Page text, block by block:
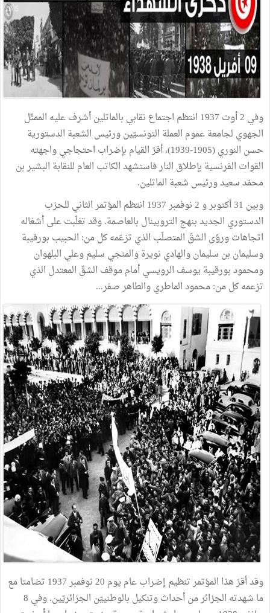
وفي 2 أوت 1937 انتظم اجتماع نقابي بالماتلين أشرف عليه الممثّل
الجهوي لجامعة عموم العملة التونسيّين ورئيس الشعبة الدستورية
حسن النوري (1905-1939)، أقرّ القيام بإضراب احتجاجي واجهته
القوات الفرنسية بإطلاق النار فاستشهد الكاتب العام للنقابة البشير بن
محمّد سعيد ورئيس شعبة الماتلين.
وبين 31 أكتوبر و 2 نوفمبر 1937 انتظم المؤتمر الثاني للحزب
الدستوري الجديد بنهج التروبينال بالعاصمة. وقد تغلّبت على أشغاله
اتجاهات ورؤى الشقّ المتصلّب الذي تزعّمه كل من: الحبيب بورقيبة
وسليمان بن سليمان والهادي نويرة والمنجي سليم وعلي البلهوان
ومحمود بورقيبة يوسف الرويسي أمام موقف الشقّ المعتدل الذي
تزعمه كل من: محمود الماطري والطاهر صفر...
وقد أقرّ هذا المؤتمر تنظيم إضراب عام يوم 20 نوفمبر 1937 تضامتا مع
ما شهدته الجزائر من أحداث وتنكيل بالوطنييّن الجزائريّين. وفي 8